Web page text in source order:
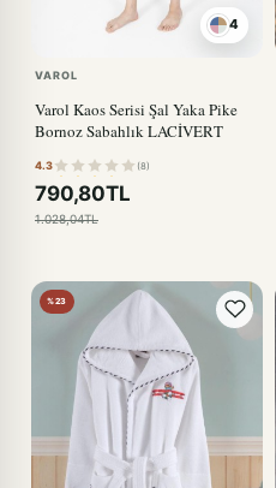
4
PUDRA
VAROL
Varol Kaos Serisi Şal Yaka Pike
Bornoz Sabahlık LACİVERT
4.3 (8)
790,80TL
1.028,04TL
%23